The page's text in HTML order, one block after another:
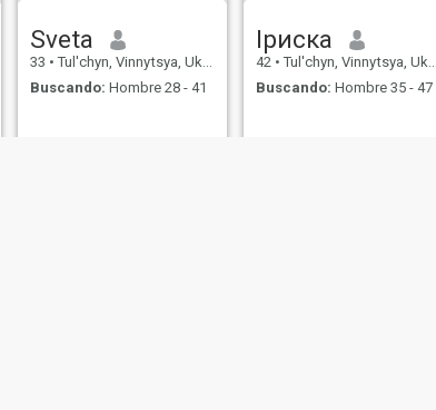
Sveta
33 • Tul'chyn, Vinnytsya, Ukrania
Buscando: Hombre 28 - 41
Іриска
42 • Tul'chyn, Vinnytsya, Ukrania
Buscando: Hombre 35 - 47